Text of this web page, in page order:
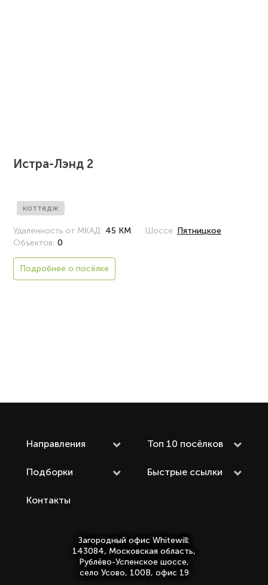
Истра-Лэнд 2
коттедж
Удаленность от МКАД: 45 КМ Шоссе: Пятницкое
Объектов: 0
Подробнее о посёлке
Направления Топ 10 посёлков
Подборки Быстрые ссылки
Контакты
Загородный офис Whitewill:
143084, Московская область,
Рублёво-Успенское шоссе,
село Усово, 100В, офис 19